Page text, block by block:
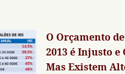
O Orçamento
2013 é Injusto
Mas Existem